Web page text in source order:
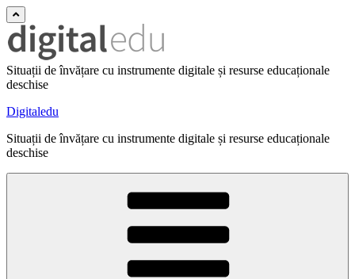
Situații de învățare cu instrumente digitale și resurse educaționale
deschise
Digitaledu
Situații de învățare cu instrumente digitale și resurse educaționale
deschise